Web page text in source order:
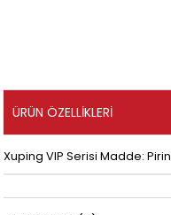
ÜRÜN ÖZELLIKLERI
Xuping VIP Serisi Madde: